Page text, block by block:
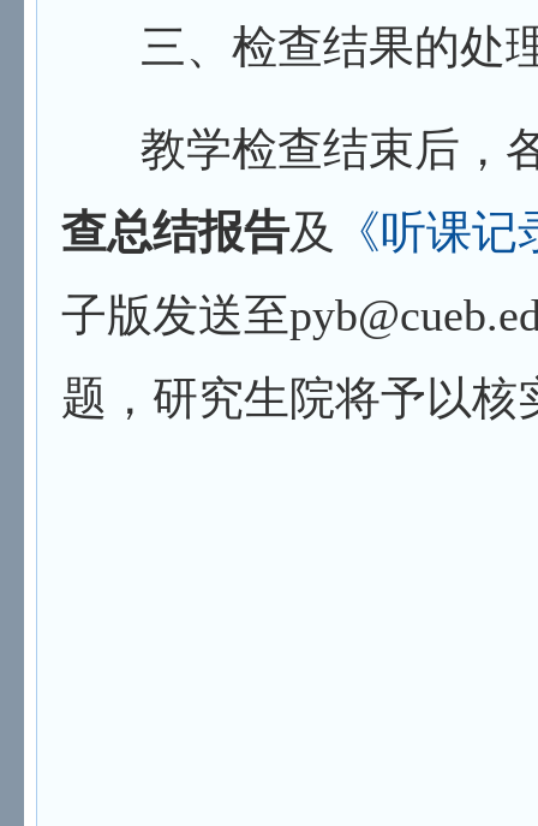
三、检查结果的处
教学检查结束后，
查总结报告及
《听课
子版发送至
题，研究生院将予以